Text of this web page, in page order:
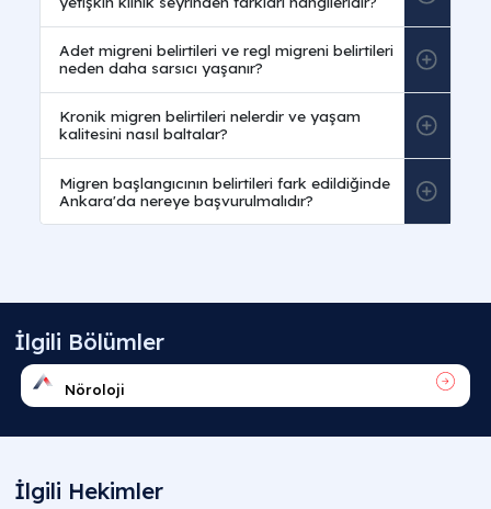
Sıkça Sorulan Sorular
belirtileri nasıl olur?
Migren nedir belirtilerinelerdir sorusuna; Genellikle
tek taraflı, Zonklayıcı, Zonklama şiddeti fiziksel
krizleridir yanıtı verilir. Klinik Taramalarda en
migren belirtileri nasıl olur